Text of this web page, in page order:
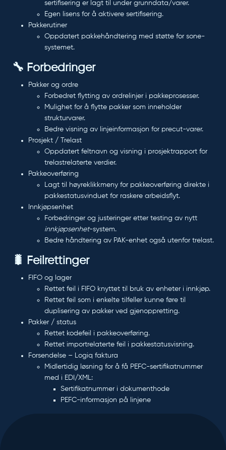
sertifisering er lagt til under grunndata/varer.
Egen lisens for å aktivere sertifisering.
Pakkerutiner
Oppdatert pakkehåndtering med støtte for sone-
systemet.
🔧 Forbedringer
Pakker og ordre
Forbedret flytting av ordrelinjer i pakkeprosesser.
Mulighet for å flytte pakker som inneholder
strukturvarer.
Bedre visning av linjeinformasjon for precut-varer.
Prosjekt / Trelast
Oppdatert feltnavn og visning i prosjektrapport for
trelastrelaterte verdier.
Pakkeoverføring
Lagt til
høyreklikkmeny for pakkeoverføring direkte i
pakkestatusvinduet for raskere arbeidsflyt.
Innkjøpsenhet
Forbedringer og justeringer etter testing av nytt
innkjøpsenhet-system.
Bedre håndtering av PAK-enhet også utenfor trelast.
🐛 Feilrettinger
FIFO og lager
Rettet feil i FIFO knyttet til bruk av enheter i innkjøp.
Rettet feil som i enkelte tilfeller kunne føre til
duplisering av pakker ved gjenoppretting.
Pakker / status
Rettet kodefeil i pakkeoverføring.
Rettet importrelaterte feil i pakkestatusvisning.
Forsendelse – Logiq faktura
Midlertidig løsning for å få PEFC-sertifikatnummer
med i EDI/XML:
Sertifikatnummer i dokumenthode
PEFC-informasjon på linjene